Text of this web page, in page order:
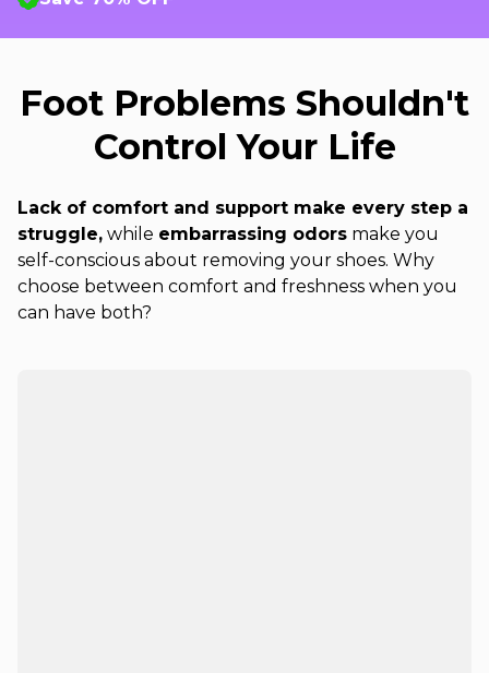
Foot Problems Shouldn't
Control Your Life
Lack of comfort and support make every step a
struggle, while embarrassing odors make you
self-conscious about removing your shoes. Why
choose between comfort and freshness when you
can have both?